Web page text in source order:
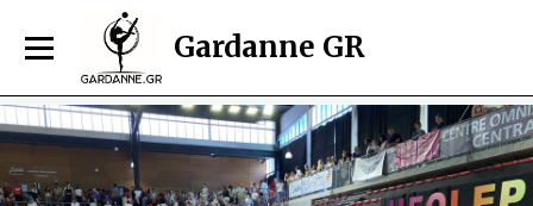
Gardanne GR